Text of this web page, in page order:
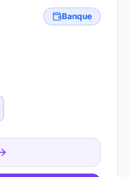
Banque